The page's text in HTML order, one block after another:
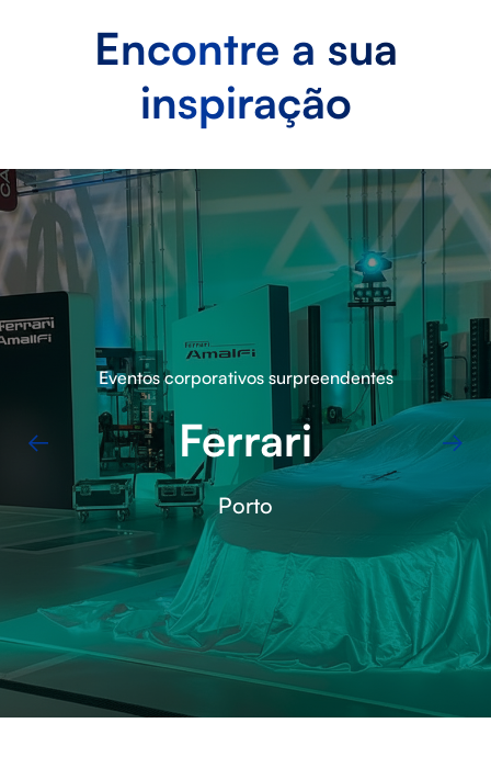
Encontre a sua
inspiração
Evento de lançamento
Arval BNP Paribas
Cascais